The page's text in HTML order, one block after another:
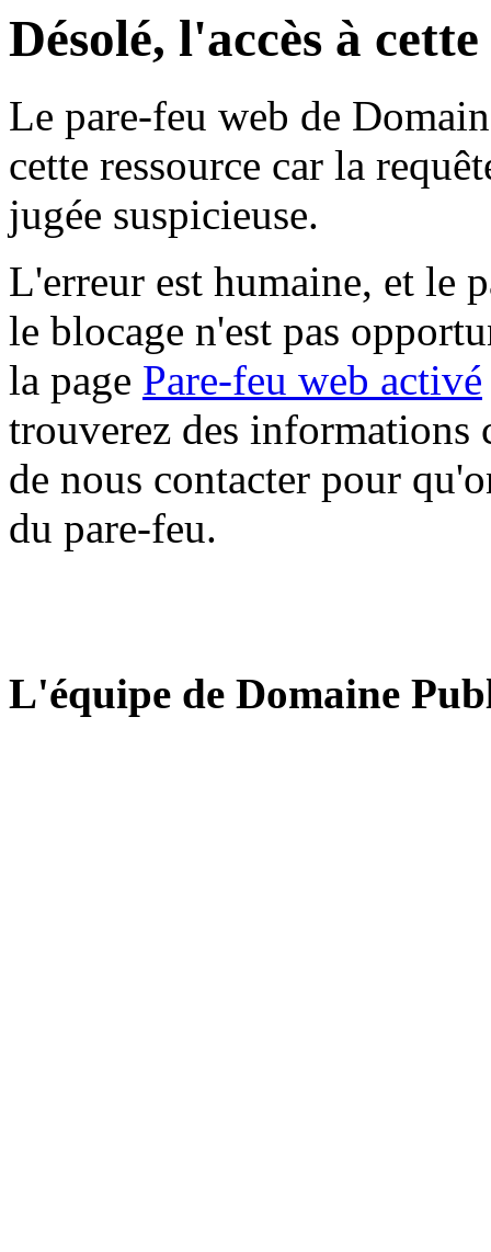
Désolé, l'accès à
Le pare-feu web de
cette ressource car la
jugée suspicieuse.
L'erreur est humaine, et le
le blocage n'est pas
la page Pare-feu web activé
trouverez des informations
de nous contacter pour
du pare-feu.
L'équipe de Domaine